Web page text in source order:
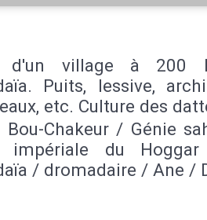
d'un village à 200
Puits, lessive,
etc. Culture des
Bou-Chakeur / Génie
impériale du
/ dromadaire / Ane /